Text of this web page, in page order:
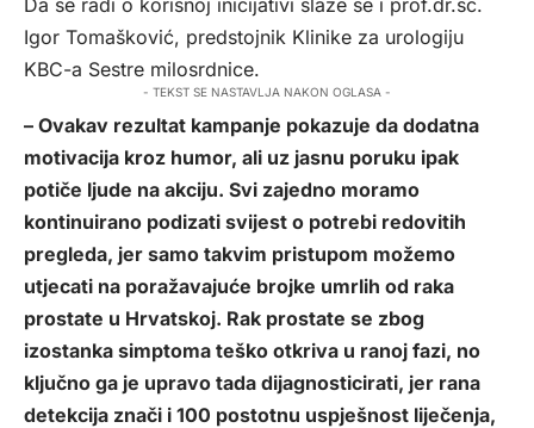
Igor Tomašković, predstojnik Klinike za urologiju
KBC-a Sestre milosrdnice.
- TEKST SE NASTAVLJA NAKON OGLASA -
– Ovakav rezultat kampanje pokazuje da dodatna
motivacija kroz humor, ali uz jasnu poruku ipak
potiče ljude na akciju. Svi zajedno moramo
kontinuirano podizati svijest o potrebi redovitih
pregleda, jer samo takvim pristupom možemo
utjecati na poražavajuće brojke umrlih od raka
prostate u Hrvatskoj. Rak prostate se zbog
izostanka simptoma teško otkriva u ranoj fazi, no
ključno ga je upravo tada dijagnosticirati, jer rana
detekcija znači i 100 postotnu uspješnost liječenja,